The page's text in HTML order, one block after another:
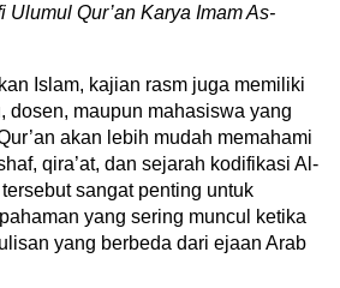
Ulumul Qur’an Karya Imam As-
Islam, kajian rasm juga memiliki
dosen, maupun mahasiswa yang
akan lebih mudah memahami
qira’at, dan sejarah kodifikasi Al-
sangat penting untuk
yang sering muncul ketika
yang berbeda dari ejaan Arab